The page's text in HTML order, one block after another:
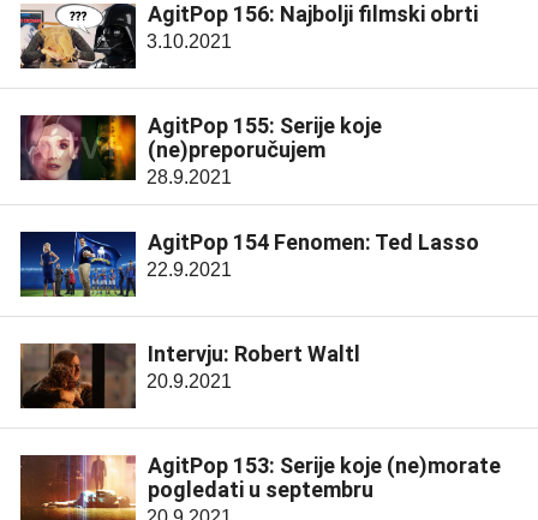
AgitPop 156: Najbolji filmski obrti
3.10.2021
AgitPop 155: Serije koje
(ne)preporučujem
28.9.2021
AgitPop 154 Fenomen: Ted Lasso
22.9.2021
Intervju: Robert Waltl
20.9.2021
AgitPop 153: Serije koje (ne)morate
pogledati u septembru